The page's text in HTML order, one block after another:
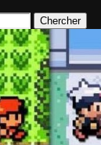
Chercher